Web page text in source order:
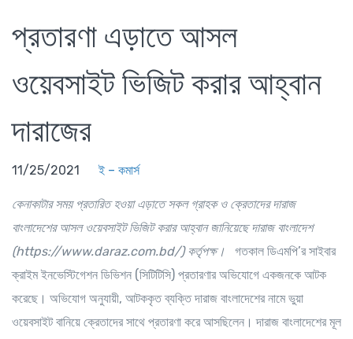
প্রতারণা এড়াতে আসল
ওয়েবসাইট ভিজিট করার আহ্বান
দারাজের
11/25/2021 ই – কমার্স
কেনাকাটার সময় প্রতারিত হওয়া এড়াতে সকল গ্রাহক ও ক্রেতাদের দারাজ
বাংলাদেশের আসল ওয়েবসাইট ভিজিট করার আহ্বান জানিয়েছে দারাজ বাংলাদেশ
(https://www.daraz.com.bd/) কর্তৃপক্ষ।
গতকাল ডিএমপি’র সাইবার
ক্রাইম ইনভেস্টিগেশন ডিভিশন (সিটিটিসি) প্রতারণার অভিযোগে একজনকে আটক
করেছে। অভিযোগ অনুযায়ী, আটককৃত ব্যক্তি দারাজ বাংলাদেশের নামে ভুয়া
ওয়েবসাইট বানিয়ে ক্রেতাদের সাথে প্রতারণা করে আসছিলেন। দারাজ বাংলাদেশের মূল